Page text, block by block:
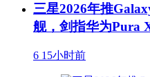
三星2026年推
舰，剑指华为Pura
6 15小时前